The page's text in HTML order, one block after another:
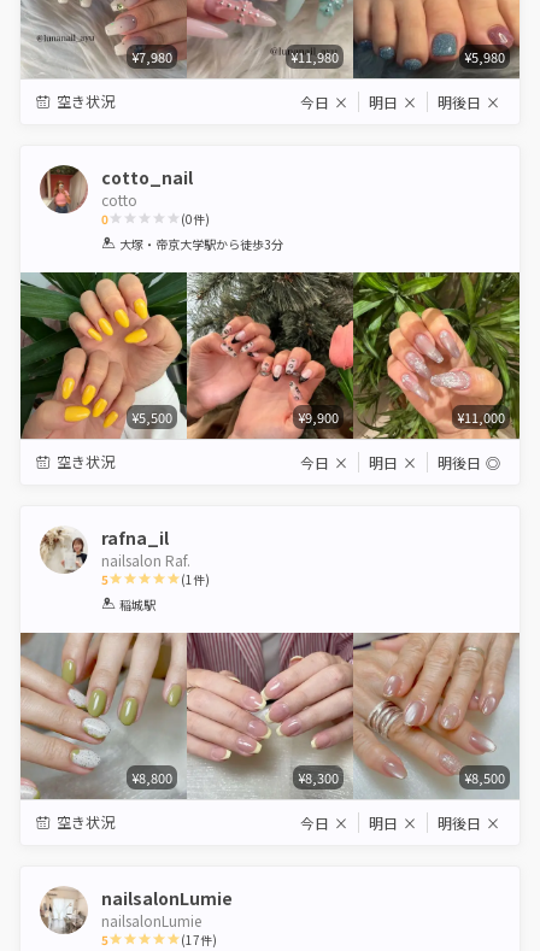
¥7,980 ¥11,980 ¥5,980
空き状況 今日 × 明日 × 明後日 ×
cotto_nail
cotto
0
1 2 3
4 5
(0件)
大塚・帝京大学駅から徒歩3分
¥5,500 ¥9,900 ¥11,000
空き状況 今日 × 明日 × 明後日 ◎
rafna_il
nailsalon Raf.
5
1 2 3 4
(1件)
稲城駅
¥8,800 ¥8,300 ¥8,500
空き状況 今日 × 明日 × 明後日 ×
nailsalonLumie
nailsalonLumie
5 (17件)